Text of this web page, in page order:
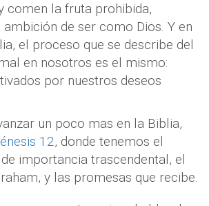
comen la fruta prohibida,
de ser como Dios. Y en
el proceso que se describe del
en nosotros es el mismo:
por nuestros deseos
un poco mas en la Biblia,
12, donde tenemos el
importancia trascendental, el
y las promesas que recibe.